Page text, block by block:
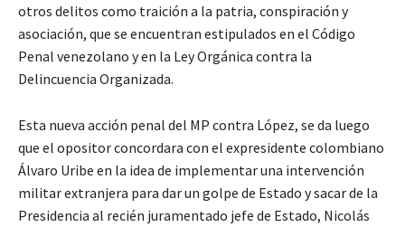
otros delitos como traición a la patria, conspiración y
asociación, que se encuentran estipulados en el Código
Penal venezolano y en la Ley Orgánica contra la
Delincuencia Organizada.
Esta nueva acción penal del MP contra López, se da luego
que el opositor concordara con el expresidente colombiano
Álvaro Uribe en la idea de implementar una intervención
militar extranjera para dar un golpe de Estado y sacar de la
Presidencia al recién juramentado jefe de Estado, Nicolás